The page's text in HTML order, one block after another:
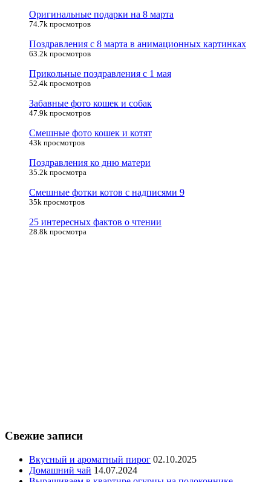
Оригинальные подарки на 8 марта
74.7k просмотров
Поздравления с 8 марта в анимационных картинках
63.2k просмотров
Прикольные поздравления с 1 мая
52.4k просмотров
Забавные фото кошек и собак
47.9k просмотров
Смешные фото кошек и котят
43k просмотров
Поздравления ко дню матери
35.2k просмотра
Смешные фотки котов с надписями 9
35k просмотров
25 интересных фактов о чтении
28.8k просмотра
Свежие записи
Вкусный и ароматный пирог 02.10.2025
Домашний чай 14.07.2024